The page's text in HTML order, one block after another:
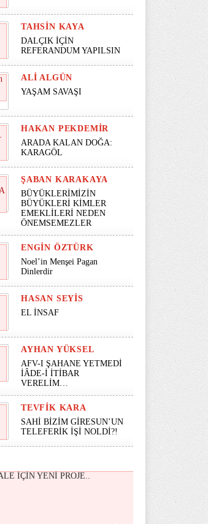
TAHSIN KAYA
DALÇIK İÇİN
REFERANDUM YAPILSIN
ALI ALGÜN
YAŞAM SAVAŞI
HAKAN PEKDEMIR
ARADA KALAN DOĞA:
KARAGÖL
ŞABAN KARAKAYA
BÜYÜKLERİMİZİN
BÜYÜKLERİ KİMLER
EMEKLİLERİ NEDEN
ÖNEMSEMEZLER
ENGIN ÖZTÜRK
Noel’in Menşei Pagan
Dinlerdir
HASAN SEYİS
EL İNSAF
AYHAN YÜKSEL
AFV-I ŞAHANE YETMEDİ
İÂDE-İ İTİBAR
VERELİM…
TEVFIK KARA
SAHİ BİZİM GİRESUN’UN
TELEFERİK İŞİ NOLDİ?!